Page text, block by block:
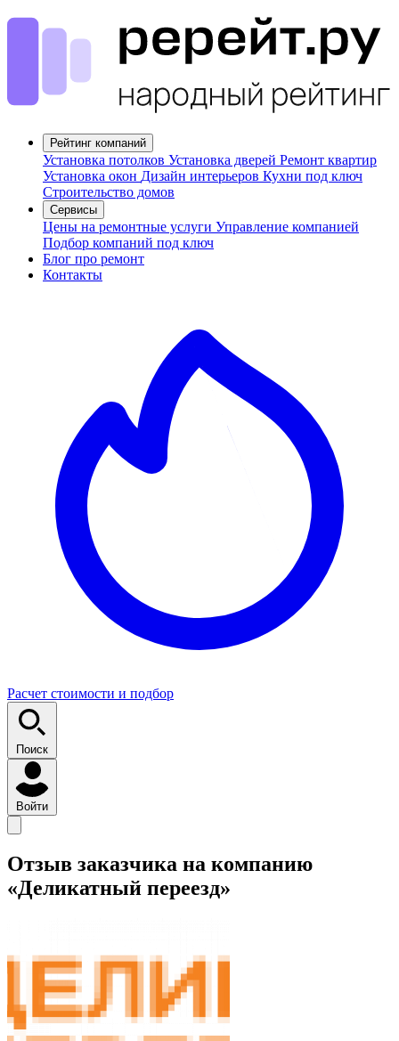
Рейтинг компаний
Установка потолков Установка дверей Ремонт квартир
Установка окон Дизайн интерьеров Кухни под ключ
Строительство домов
Сервисы
Цены на ремонтные услуги Управление компанией
Подбор компаний под ключ
Блог про ремонт
Контакты
Расчет стоимости и подбор
Поиск
Войти
Отзыв заказчика на компанию
«Деликатный переезд»